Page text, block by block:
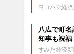
ヨコハマ経
八広で町
知事も祝福
すみだ経済新